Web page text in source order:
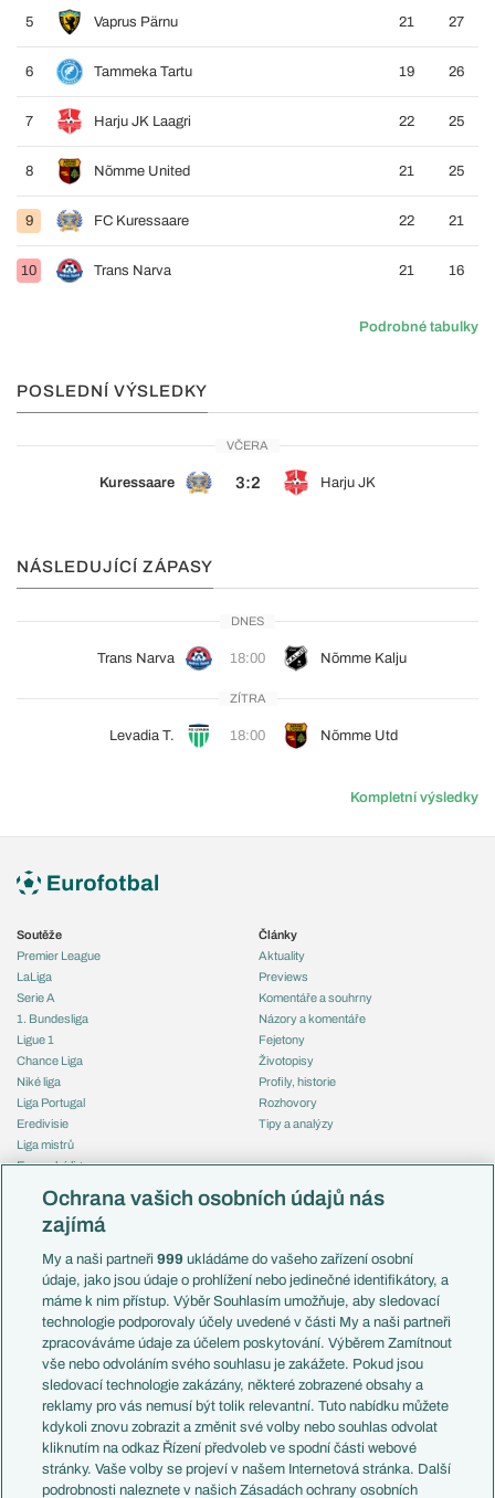
5 Vaprus Pärnu 21 27
6 Tammeka Tartu 19 26
7 Harju JK Laagri 22 25
8 Nõmme United 21 25
9 FC Kuressaare 22 21
10 Trans Narva 21 16
Podrobné tabulky
POSLEDNÍ VÝSLEDKY
VČERA
Kuressaare 3:2 Harju JK
NÁSLEDUJÍCÍ ZÁPASY
DNES
Trans Narva 18:00 Nõmme Kalju
ZÍTRA
Levadia T. 18:00 Nõmme Utd
Kompletní výsledky
Soutěže
Premier League
LaLiga
Serie A
1. Bundesliga
Ligue 1
Chance Liga
Niké liga
Liga Portugal
Eredivisie
Liga mistrů
Evropská liga
Mistrovství světa
Liga národů
Témata
Představení týmů MS
EuroSkauting
PL v kostce
Evropské koeficienty
Přestupy
Přestupové spekulace
Zranění
Kluby
Arsenal FC
Články
Aktuality
Previews
Komentáře a souhrny
Názory a komentáře
Fejetony
Životopisy
Profily, historie
Rozhovory
Tipy a analýzy
Česko
Francie
Itálie
Německo
Španělsko
Argentina
Brazílie
Přestupy
Zápasy
Livescore
Tipovací soutěž
Ochrana vašich osobních údajů nás
zajímá
My a naši partneři999 ukládáme do vašeho zařízení osobní
údaje, jako jsou údaje o prohlížení nebo jedinečné identifikátory, a
máme k nim přístup. Výběr Souhlasím umožňuje, aby sledovací
technologie podporovaly účely uvedené v části My a naši partneři
zpracováváme údaje za účelem poskytování. Výběrem Zamítnout
vše nebo odvoláním svého souhlasu je zakážete. Pokud jsou
sledovací technologie zakázány, některé zobrazené obsahy a
reklamy pro vás nemusí být tolik relevantní. Tuto nabídku můžete
kdykoli znovu zobrazit a změnit své volby nebo souhlas odvolat
kliknutím na odkaz Řízení předvoleb ve spodní části webové
stránky. Vaše volby se projeví v našem Internetová stránka. Další
podrobnosti naleznete v našich Zásadách ochrany osobních